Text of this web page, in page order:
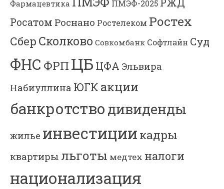
Фармацевтика ПМЭФ-2025
Росатом Роснано Ростелеком Ростех
Сбер Сколково Совкомбанк Софтлайн Суд
ФНС ФРП ЦБ ЦФА Эльвира
Набиуллина ЮГК акции
банкротство дивиденды
жилье инвестиции кадры
квартиры льготы медтех налоги
национализация